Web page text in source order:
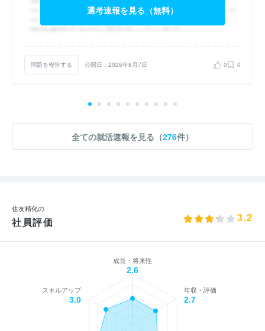
選考速報を見る（無料）
問題を報告する 公開日：2026年8月7日 0 0
全ての就活速報を見る（276件）
住友精化の
社員評価 3.2
成長・将来性
2.6
年収・評価
2.7
スキルアップ
3.0